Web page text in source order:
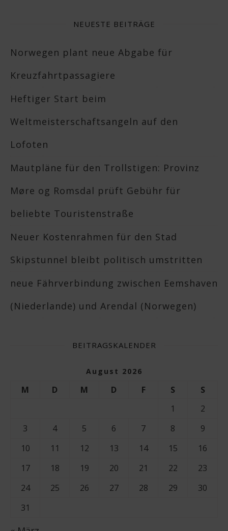
NEUESTE BEITRÄGE
Norwegen plant neue Abgabe für
Kreuzfahrtpassagiere
Heftiger Start beim
Weltmeisterschaftsangeln auf den
Lofoten
Mautpläne für den Trollstigen: Provinz
Møre og Romsdal prüft Gebühr für
beliebte Touristenstraße
Neuer Kostenrahmen für den Stad
Skipstunnel bleibt politisch umstritten
neue Fährverbindung zwischen Eemshaven
(Niederlande) und Arendal (Norwegen)
BEITRAGSKALENDER
August 2026
M D M D F S
S
1
2
3
4 5 6 7 8
9
10
11 12 13 14 15
16
17
18 19 20 21 22
23
24
25 26 27 28 29
30
31